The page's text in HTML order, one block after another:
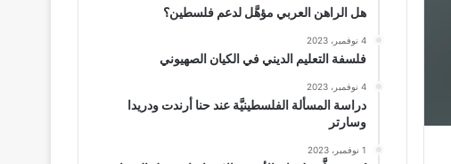
هل الراهن العربي مؤهَّل لدعم فلسطين؟
4 نوفمبر، 2023
فلسفة التعليم الديني في الكيان الصهيوني
4 نوفمبر، 2023
دراسة المسألة الفلسطينيَّة عند حنا أرندت ودريدا
وسارتر
1 نوفمبر، 2023